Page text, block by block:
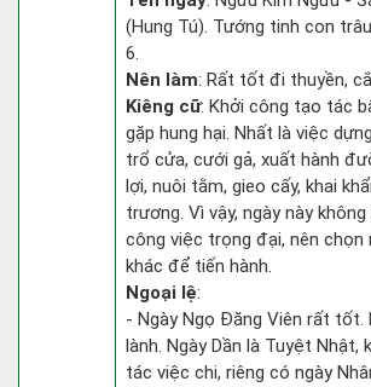
(Hung Tú). Tướng tinh con
6.
Nên làm: Rất tốt đi thuyền,
Kiêng cữ: Khởi công tạo tác
gặp hung hại. Nhất là việc
trổ cửa, cưới gả, xuất hành
lợi, nuôi tằm, gieo cấy, khai
trương. Vì vậy, ngày này
công việc trọng đại, nên
khác để tiến hành.
Ngoại lệ:
- Ngày Ngọ Đăng Viên rất tốt.
lành. Ngày Dần là Tuyệt Nhật,
tác việc chi, riêng có ngày